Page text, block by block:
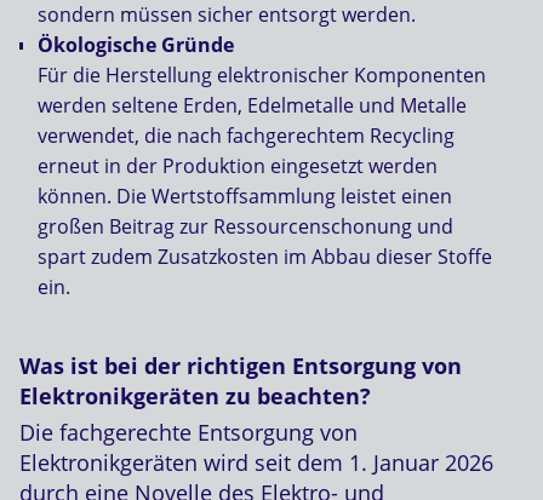
sondern müssen sicher entsorgt werden.
Ökologische Gründe
Für die Herstellung elektronischer Komponenten
werden seltene Erden, Edelmetalle und Metalle
verwendet, die nach fachgerechtem Recycling
erneut in der Produktion eingesetzt werden
können. Die Wertstoffsammlung leistet einen
großen Beitrag zur Ressourcenschonung und
spart zudem Zusatzkosten im Abbau dieser Stoffe
ein.
Was ist bei der richtigen Entsorgung von
Elektronikgeräten zu beachten?
Die fachgerechte Entsorgung von
Elektronikgeräten wird seit dem 1. Januar 2026
durch eine Novelle des Elektro- und